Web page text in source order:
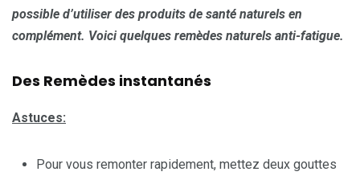
possible d’utiliser des produits de santé naturels en
complément. Voici quelques remèdes naturels anti-fatigue.
Des Remèdes instantanés
Astuces:
Pour vous remonter rapidement, mettez deux gouttes